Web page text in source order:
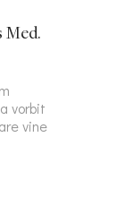
vorbit
vine